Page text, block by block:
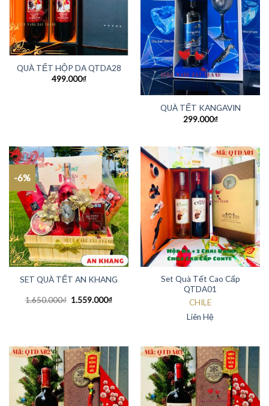
QUÀ TẾT HỘP DA QTDA28
499.000₫
QUÀ TẾT KANGAVIN
299.000₫
-6%
SET QUÀ TẾT AN KHANG
1.650.000₫ 1.559.000₫
Set Quà Tết Cao Cấp
QTDA01
CHILE
Liên Hệ